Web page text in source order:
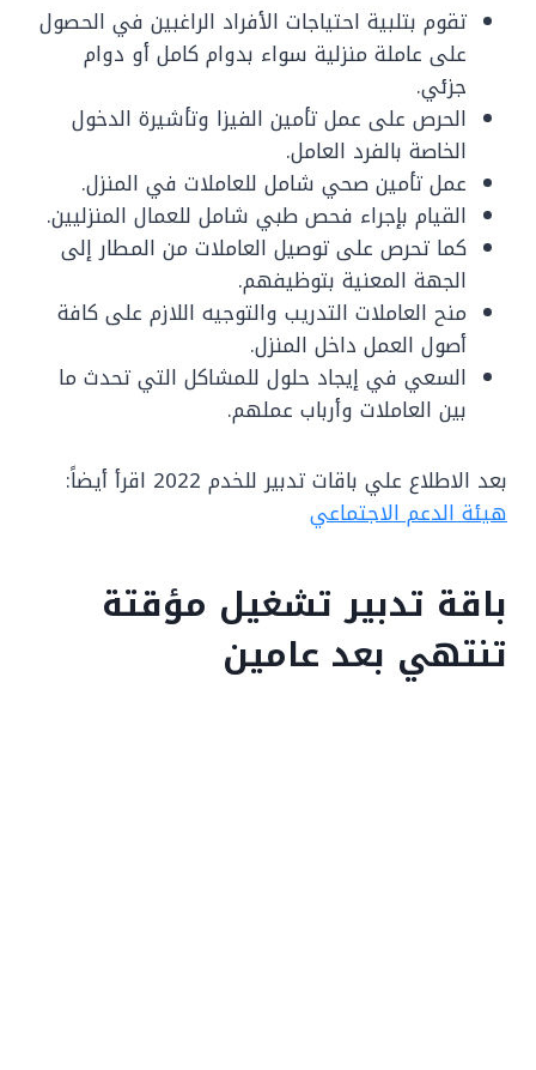
تقوم بتلبية احتياجات الأفراد الراغبين في الحصول
على عاملة منزلية سواء بدوام كامل أو دوام
جزئي.
الحرص على عمل تأمين الفيزا وتأشيرة الدخول
الخاصة بالفرد العامل.
عمل تأمين صحي شامل للعاملات في المنزل.
القيام بإجراء فحص طبي شامل للعمال المنزليين.
كما تحرص على توصيل العاملات من المطار إلى
الجهة المعنية بتوظيفهم.
منح العاملات التدريب والتوجيه اللازم على كافة
أصول العمل داخل المنزل.
السعي في إيجاد حلول للمشاكل التي تحدث ما
بين العاملات وأرباب عملهم.
بعد الاطلاع علي باقات تدبير للخدم 2022 اقرأ أيضاً:
هيئة الدعم الاجتماعي
باقة تدبير تشغيل مؤقتة
تنتهي بعد عامين